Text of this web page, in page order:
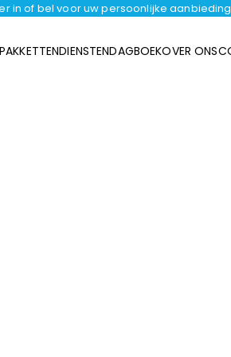
in of bel voor uw persoonlijke
DIENSTENDAGBOEKOVER ONS